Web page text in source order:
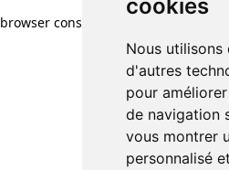
cookies
Nous utilisons
d'autres
pour
de navigation
vous montrer
personnalisé
browser console for more information)